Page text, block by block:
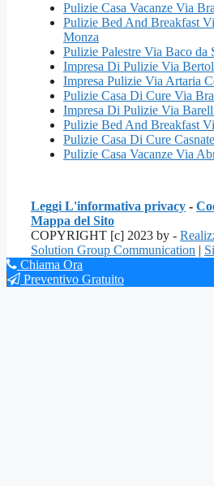
Pulizie Casa Vacanze Via
Pulizie Bed And Breakfast
Monza
Pulizie Palestre Via Baco da
Impresa Di Pulizie Via
Impresa Pulizie Via Artaria
Pulizie Casa Di Cure Via
Impresa Di Pulizie Via
Pulizie Bed And Breakfast
Pulizie Casa Di Cure
Pulizie Casa Vacanze Via
Leggi L'informativa privacy -
Mappa del Sito
COPYRIGHT [c] 2023 by -
Solution Group Communication |
Chiama Ora
Preventivo Gratuito